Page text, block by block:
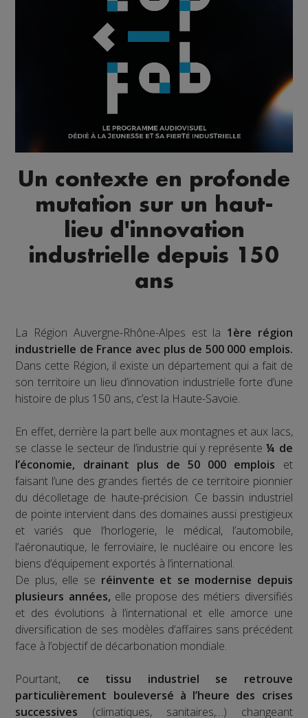
Un contexte en profonde
mutation sur un haut-
lieu d'innovation
industrielle depuis 150
ans
La Région Auvergne-Rhône-Alpes est la 1ère région
industrielle de France avec plus de 500 000 emplois.
Dans cette Région, il existe un département qui a fait de
son territoire un lieu d’innovation industrielle forte d’une
histoire de plus 150 ans, c’est la Haute-Savoie.
En effet, derrière la part belle aux montagnes et aux lacs,
se classe le secteur de l’industrie qui y représente¼ de
l’économie, drainant plus de 50 000 emplois et
faisant l’une des grandes fiertés de ce territoire pionnier
du décolletage de haute-précision. Ce bassin industriel
de pointe intervient dans des domaines aussi prestigieux
et variés que l’horlogerie, le médical, l’automobile,
l’aéronautique, le ferroviaire, le nucléaire ou encore les
biens d’équipement exportés à l’international.
De plus, elle se réinvente et se modernise depuis
plusieurs années, elle propose des métiers diversifiés
et des évolutions à l’international et elle amorce une
diversification de ses modèles d’affaires sans précédent
face à l’objectif de décarbonation mondiale.
Pourtant, ce tissu industriel se retrouve
particulièrement bouleversé à l’heure des crises
successives (climatiques, sanitaires,…) changeant